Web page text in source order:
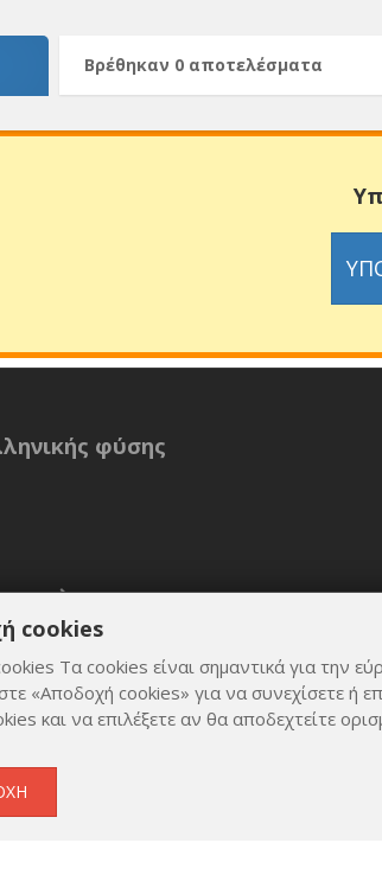
Βρέθηκαν 0 αποτελέσματα
φύσης
cookies
Τα cookies είναι σημαντικά για την
«Αποδοχή cookies» για να συνεχίσετε ή
και να επιλέξετε αν θα αποδεχτείτε